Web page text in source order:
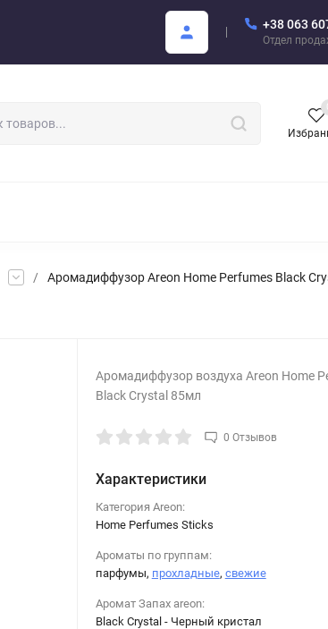
+38 063
Отдел
/
Аромадиффузор Areon Home Perfumes Black
Аромадиффузор воздуха Areon Home
Black Crystal 85мл
0 Отзывов
Характеристики
Категория Areon:
Home Perfumes Sticks
Ароматы по группам:
парфумы, прохладные, свежие
Аромат Запах areon:
Black Crystal - Черный кристал